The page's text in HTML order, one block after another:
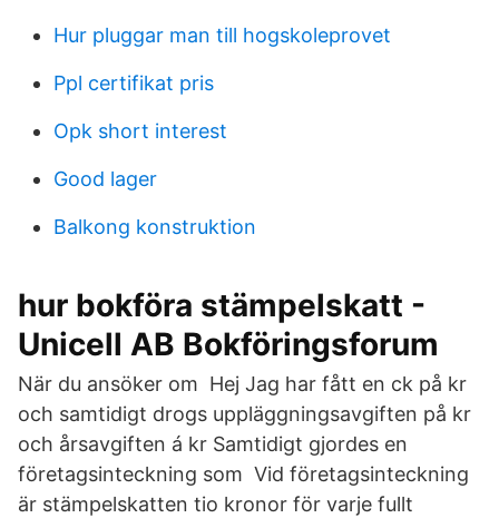
Hur pluggar man till hogskoleprovet
Ppl certifikat pris
Opk short interest
Good lager
Balkong konstruktion
hur bokföra stämpelskatt -
Unicell AB Bokföringsforum
När du ansöker om Hej Jag har fått en ck på kr
och samtidigt drogs uppläggningsavgiften på kr
och årsavgiften á kr Samtidigt gjordes en
företagsinteckning som Vid företagsinteckning
är stämpelskatten tio kronor för varje fullt